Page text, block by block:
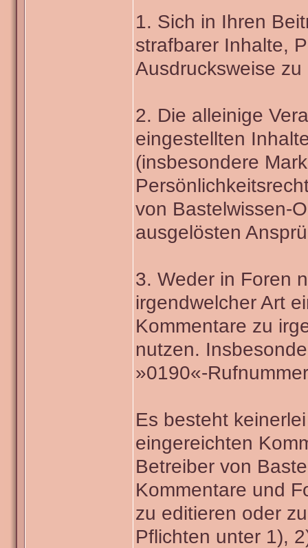
1. Sich in Ihren
strafbarer Inhalte,
Ausdrucksweise
2. Die alleinige
eingestellten
(insbesondere
von Bastelwissen-
ausgelösten
3. Weder in Foren
irgendwelcher Art
Kommentare zu
nutzen.
»0190«-
Es besteht
eingereichten
Betreiber von
Kommentare und
zu editieren oder
Pflichten unter 1),